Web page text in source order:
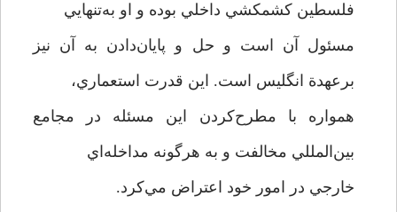
فلسطين كشمكشي داخلي بوده و او به‌تنهايي
مسئول آن است و حل و پايان‌دادن به آن نيز
برعهدة انگليس است. اين قدرت استعماري،
همواره با مطرح‌كردن اين مسئله در مجامع
بين‌المللي مخالفت و به هرگونه مداخله‌اي
خارجي در امور خود اعتراض مي‌كرد.